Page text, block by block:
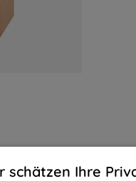
verwendet Cookies,
schätzen Ihre